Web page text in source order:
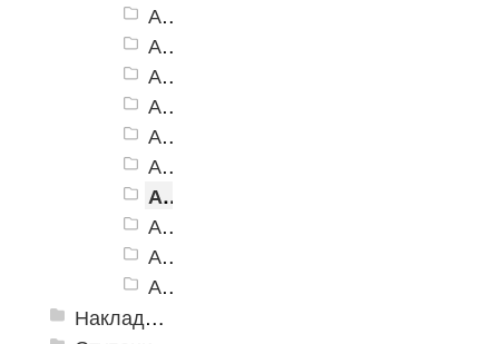
Алюминиевый угол-порог АУ-160, темно-коричневый
Алюминиевый угол-порог АУ-160, коричневый
Алюминиевый угол-порог АУ-160, серый
Алюминиевый угол-порог АУ-160, бежевый
Алюминиевый угол-порог АУ-160, желтый
Алюминиевый угол-порог АУ-160, белый
Алюминиевый угол-порог АУ-160, голубой
Алюминиевый угол-порог АУ-160, синий
Алюминиевый угол-порог АУ-160, красный
Алюминиевый угол-порог АУ-160, зеленый
Накладки противоскользящие резиновые